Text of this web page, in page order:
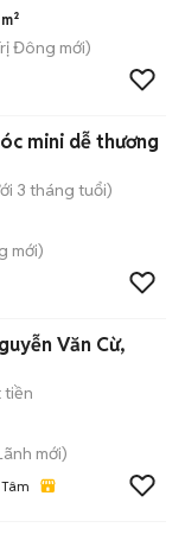
Đông mới)
mini dễ thương
3 tháng tuổi)
mới)
Văn Cừ,
tiền
mới)